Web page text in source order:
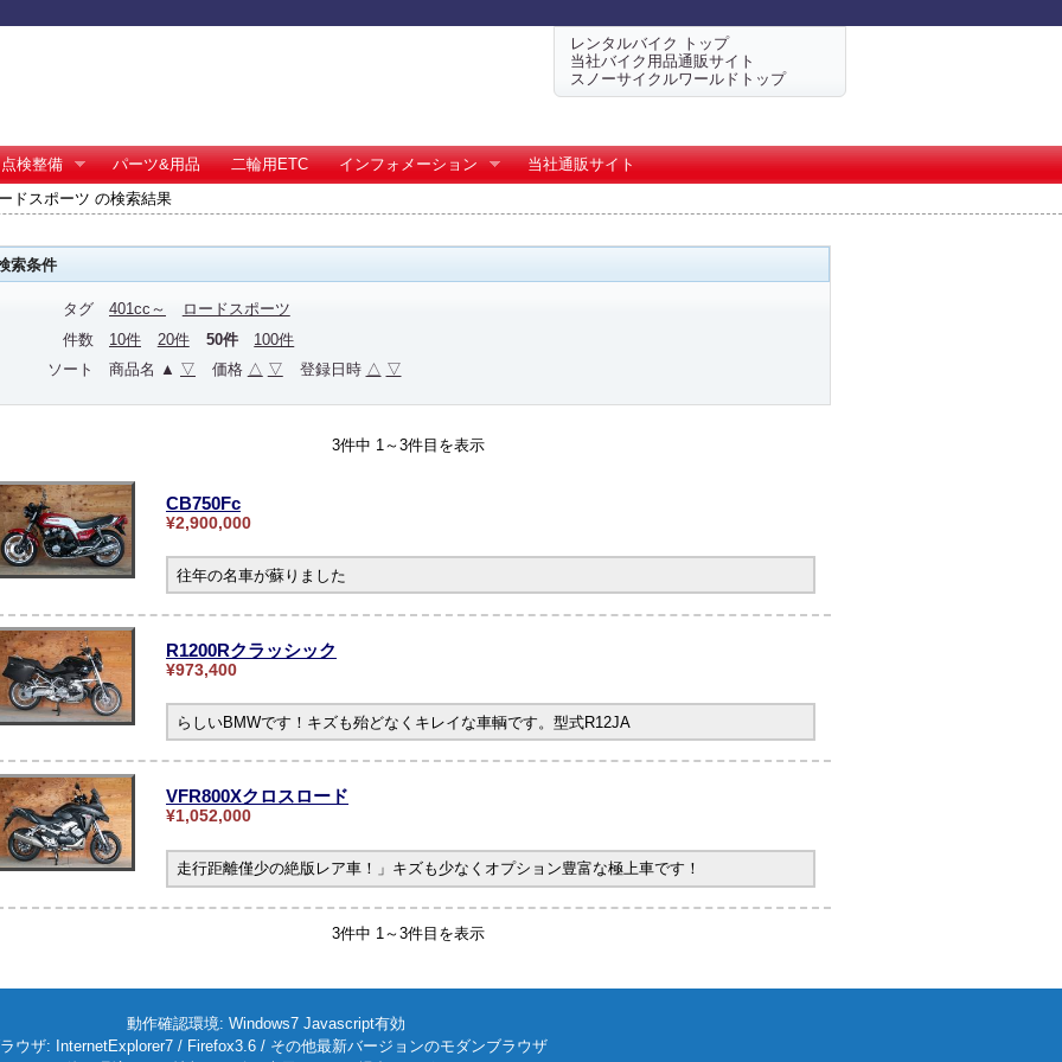
レンタルバイク トップ
当社バイク用品通販サイト
スノーサイクルワールドトップ
点検整備 パーツ&用品 二輪用ETC インフォメーション
当社通販サイト
ドスポーツ の検索結果
索条件
タグ 401cc～
ロードスポーツ
件数
10件 20件 50件
100件
ソート
商品名 ▲ ▽ 価格 △ ▽ 登録日時 △ ▽
3件中 1～3件目を表示
CB750Fc
¥2,900,000
往年の名車が蘇りました
R1200Rクラッシック
¥973,400
らしいBMWです！キズも殆どなくキレイな車輌です。型式R12JA
VFR800Xクロスロード
¥1,052,000
走行距離僅少の絶版レア車！」キズも少なくオプション豊富な極上車です！
3件中 1～3件目を表示
動作確認環境: Windows7 Javascript有効
ウザ: InternetExplorer7 / Firefox3.6 / その他最新バージョンのモダンブラウザ